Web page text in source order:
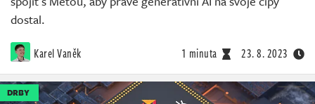
dostal.
Karel Vaněk 1 minuta 23. 8. 2023
DRBY